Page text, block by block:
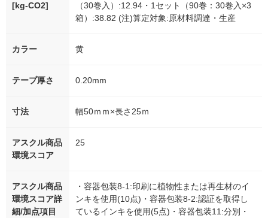
[kg-CO2]
（30巻入）:12.94・1セット（90巻：30巻入×3
箱）:38.82 (注)算定対象:原材料調達・生産
カラー 黄
テープ厚さ 0.20mm
寸法 幅50ｍｍ×長さ25ｍ
アスクル商品
環境スコア
25
アスクル商品
環境スコア詳
細/加点項目
・容器包装8-1:印刷に植物性または再生材のイ
ンキを使用(10点)・容器包装8-2:認証を取得し
ているインキを使用(5点)・容器包装11:分別・